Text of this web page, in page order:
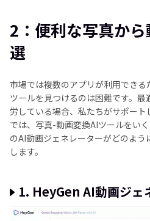
2：便利な写真か
選
市場では複数のアプリが利用でき
ツールを見つけるのは困難です。
労している場合、私たちがサポー
では、写真-動画変換AIツールをい
のAI動画ジェネレーターがどのよう
します。
1. HeyGen AI動画ジェ